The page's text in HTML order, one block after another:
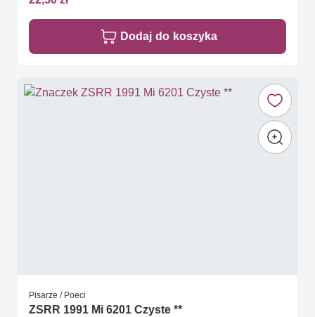
Dodaj do koszyka
Pisarze / Poeci
ZSRR 1991 Mi 6201 Czyste **